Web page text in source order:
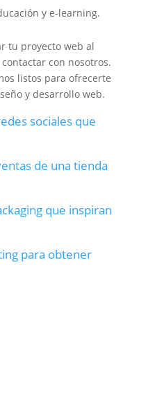
y e-learning.
tu proyecto web al
con nosotros.
listos para ofrecerte
y desarrollo web.
sociales que
de una tienda
que inspiran
para obtener